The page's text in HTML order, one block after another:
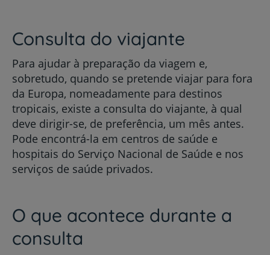
Consulta do viajante
Para ajudar à preparação da viagem e,
sobretudo, quando se pretende viajar para fora
da Europa, nomeadamente para destinos
tropicais, existe a consulta do viajante, à qual
deve dirigir-se, de preferência, um mês antes.
Pode encontrá-la em centros de saúde e
hospitais do Serviço Nacional de Saúde e nos
serviços de saúde privados.
O que acontece durante a
consulta